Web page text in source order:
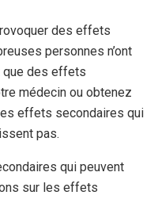
des effets
personnes n’ont
que des effets
médecin ou obtenez
effets secondaires qui
pas.
qui peuvent
sur les effets